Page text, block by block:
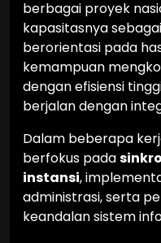
berbagai proyek
kapasitasnya
berorientasi pada
kemampuan
dengan efisiensi
berjalan dengan
Dalam beberapa
berfokus pada
instansi,
administrasi, serta
keandalan sistem